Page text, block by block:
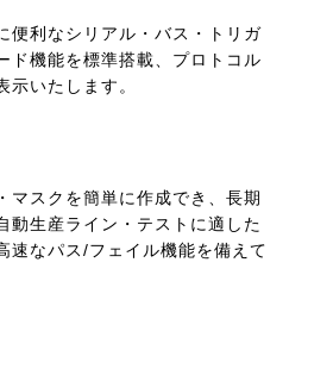
便利なシリアル・バス・トリガ
ド機能を標準搭載、プロトコル
示いたします。
マスクを簡単に作成でき、長期
動生産ライン・テストに適した
速なパス/フェイル機能を備えて